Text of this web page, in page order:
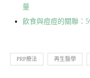
量
飲食與痘痘的關聯：
PRP療法 再生醫學